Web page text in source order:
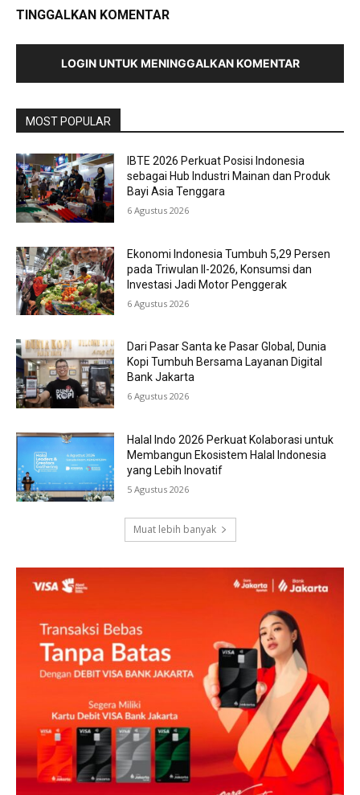
TINGGALKAN KOMENTAR
LOGIN UNTUK MENINGGALKAN KOMENTAR
MOST POPULAR
IBTE 2026 Perkuat Posisi Indonesia
sebagai Hub Industri Mainan dan Produk
Bayi Asia Tenggara
6 Agustus 2026
Ekonomi Indonesia Tumbuh 5,29 Persen
pada Triwulan II-2026, Konsumsi dan
Investasi Jadi Motor Penggerak
6 Agustus 2026
Dari Pasar Santa ke Pasar Global, Dunia
Kopi Tumbuh Bersama Layanan Digital
Bank Jakarta
6 Agustus 2026
Halal Indo 2026 Perkuat Kolaborasi untuk
Membangun Ekosistem Halal Indonesia
yang Lebih Inovatif
5 Agustus 2026
Muat lebih banyak